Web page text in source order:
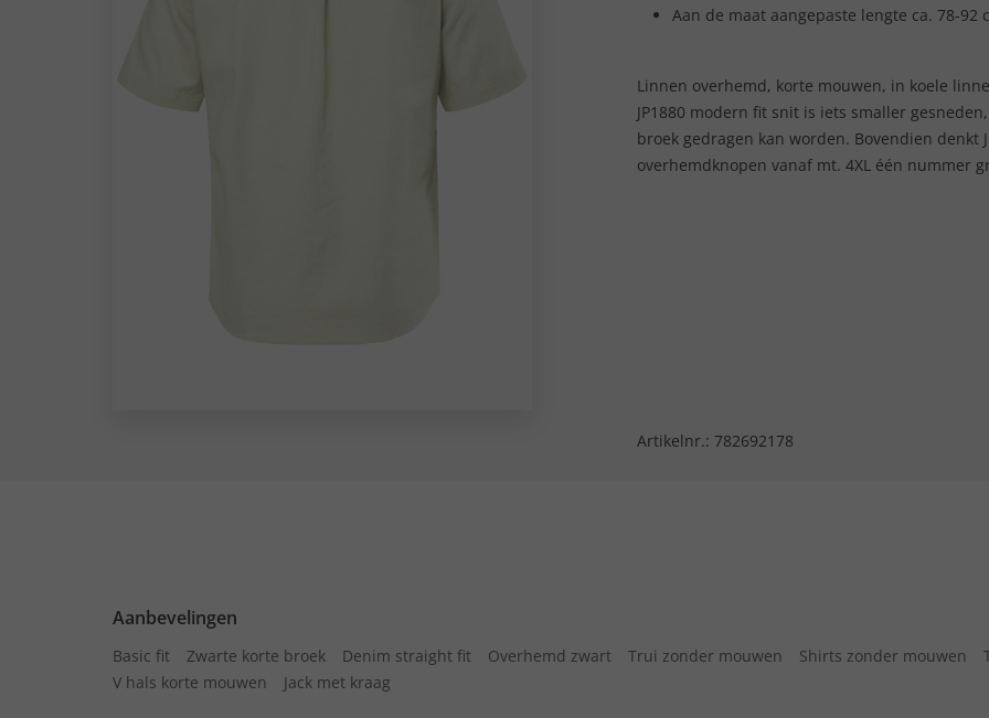
Aan de maat aangepaste lengte ca. 78-92
Linnen overhemd, korte mouwen, in koele
JP1880 modern fit snit is iets smaller
broek gedragen kan worden. Bovendien denkt
overhemdknopen vanaf mt. 4XL één nummer
Artikelnr.: 782692178
Aanbevelingen
Basic fit Zwarte korte broek Denim straight fit Overhemd zwart Trui zonder mouwen Shirts zonder mouwen
V hals korte mouwen
Jack met kraag